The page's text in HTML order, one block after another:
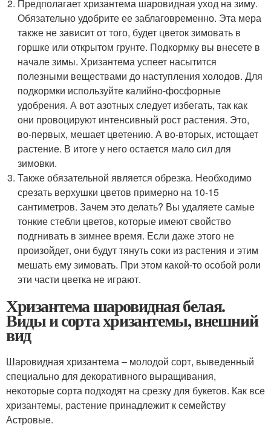
Предполагает хризантема шаровидная уход на зиму.
Обязательно удобрите ее заблаговременно. Эта мера
также не зависит от того, будет цветок зимовать в
горшке или открытом грунте. Подкормку вы внесете в
начале зимы. Хризантема успеет насытится
полезными веществами до наступления холодов. Для
подкормки используйте калийно-фосфорные
удобрения. А вот азотных следует избегать, так как
они провоцируют интенсивный рост растения. Это,
во-первых, мешает цветению. А во-вторых, истощает
растение. В итоге у него остается мало сил для
зимовки.
Также обязательной является обрезка. Необходимо
срезать верхушки цветов примерно на 10-15
сантиметров. Зачем это делать? Вы удаляете самые
тонкие стебли цветов, которые имеют свойство
подгнивать в зимнее время. Если даже этого не
произойдет, они будут тянуть соки из растения и этим
мешать ему зимовать. При этом какой-то особой роли
эти части цветка не играют.
Хризантема шаровидная белая.
Виды и сорта хризантемы, внешний
вид
Шаровидная хризантема – молодой сорт, выведенный
специально для декоративного выращивания,
некоторые сорта подходят на срезку для букетов. Как все
хризантемы, растение принадлежит к семейству
Астровые.